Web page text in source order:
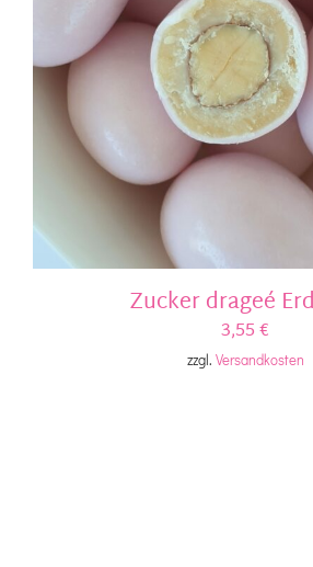
Zucker drageé
3,55€
zzgl. Versandkosten